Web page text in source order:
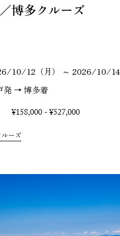
博多クルーズ
10/12（月） ～ 2026/10/14
発 → 博多着
¥158,000 - ¥527,000
ーズ